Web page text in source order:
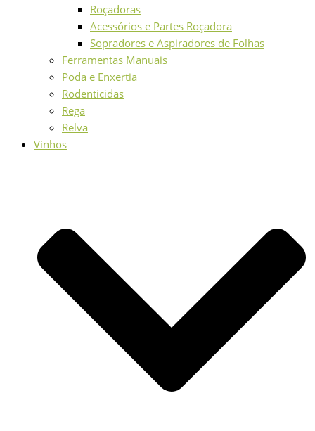
Roçadoras
Acessórios e Partes Roçadora
Sopradores e Aspiradores de Folhas
Ferramentas Manuais
Poda e Enxertia
Rodenticidas
Rega
Relva
Vinhos